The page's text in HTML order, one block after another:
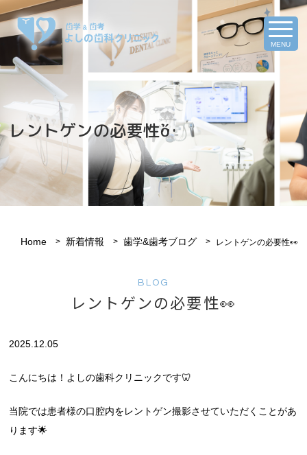
MENU
レントゲンの必要性ὄ…
Home 新着情報 歯学&歯考ブログ レントゲンの必要性👀
BLOG
レントゲンの必要性👀
2025.12.05
こんにちは！よしの歯科クリニックです🦷
当院では患者様の口腔内をレントゲン撮影させていただくことがあ
ります🌟